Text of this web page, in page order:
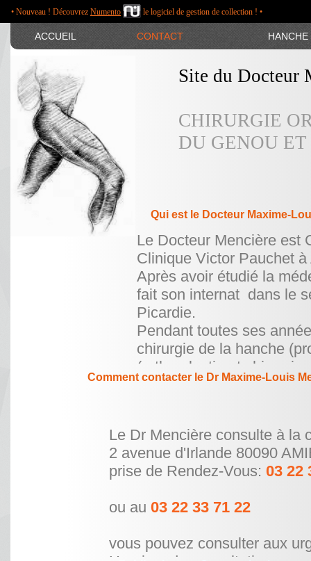
• Nouveau ! Découvrez Numento le logiciel de gestion de collection ! •
Le Dr Mencière consulte à la
2 avenue d'Irlande
prise de Rendez-Vous: 03 22
ou au 03 22 33 71 22
vous pouvez consulter aux
Comment contacter le Dr Maxime-Louis
Le Docteur Mencière est
Clinique Victor Pauchet à
Après avoir étudié la
fait son internat dans le
Picardie.
Pendant toutes ses
chirurgie de la hanche
(arthroplastie et
En 2012, le Dr Mencière
En 2013, le Dr Mencière
disciplinaire de
Curie (CHU de la Pitié-
Qui est le Docteur Maxime-
Site du Docteur
CHIRURGIE
DU GENOU
HANCHE
CONTACT
ACCUEIL